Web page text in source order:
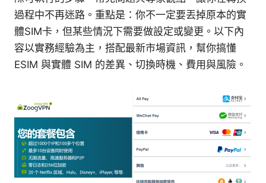
過程中不再迷路。重點是：你不一定要丟掉原本的實
體SIM卡，但某些情況下需要做設定或變更。以下內
容以實務經驗為主，搭配最新市場資訊，幫你搞懂
ESIM 與實體 SIM 的差異、切換時機、費用與風險。